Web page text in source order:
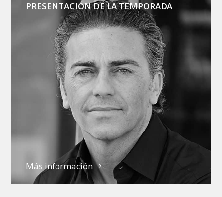
PRESENTACIÓN DE LA TEMPORADA
Más información